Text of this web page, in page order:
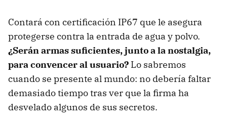
Contará con certificación IP67 que le asegura
protegerse contra la entrada de agua y polvo.
¿Serán armas suficientes, junto a la nostalgia,
para convencer al usuario? Lo sabremos
cuando se presente al mundo: no debería faltar
demasiado tiempo tras ver que la firma ha
desvelado algunos de sus secretos.